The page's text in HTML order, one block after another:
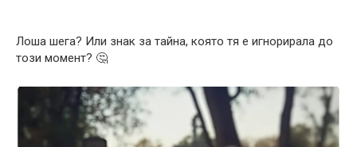
Лоша шега? Или знак за тайна, която тя е игнорирала до
този момент? 🤔